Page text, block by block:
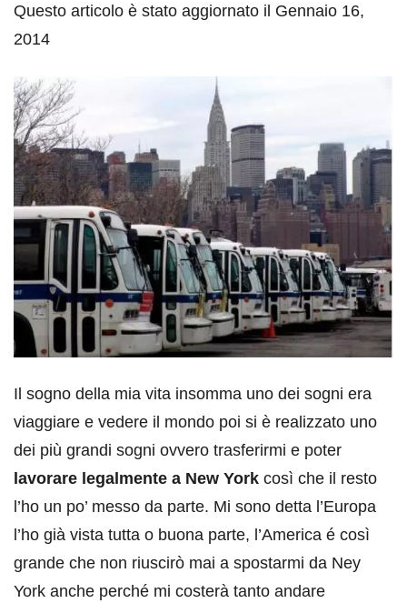
Questo articolo è stato aggiornato il Gennaio 16,
2014
Il sogno della mia vita insomma uno dei sogni era
viaggiare e vedere il mondo poi si è realizzato uno
dei più grandi sogni ovvero trasferirmi e poter
lavorare legalmente a New York così che il resto
l’ho un po’ messo da parte. Mi sono detta l’Europa
l’ho già vista tutta o buona parte, l’America é così
grande che non riuscirò mai a spostarmi da Ney
York anche perché mi costerà tanto andare